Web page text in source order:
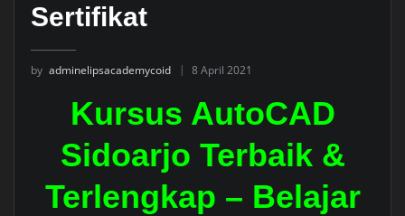
Sertifikat
by adminelipsacademycoid 8 April 2021
Kursus AutoCAD
Sidoarjo Terbaik &
Terlengkap – Belajar